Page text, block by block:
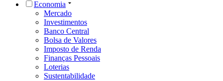
Economia
Mercado
Investimentos
Banco Central
Bolsa de Valores
Imposto de Renda
Finanças Pessoais
Loterias
Sustentabilidade